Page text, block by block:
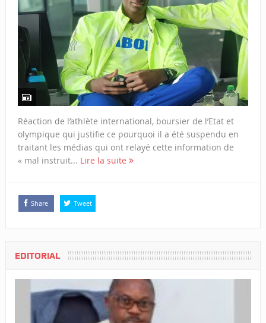
Réaction de l’athlète international, boursier de l’Etat et
olympique qui justifie ce pourquoi il a été suspendu en
traitant les médias qui ont relayé cette information de
« mal instruit... Lire la suite
Share Tweet
EDITORIAL